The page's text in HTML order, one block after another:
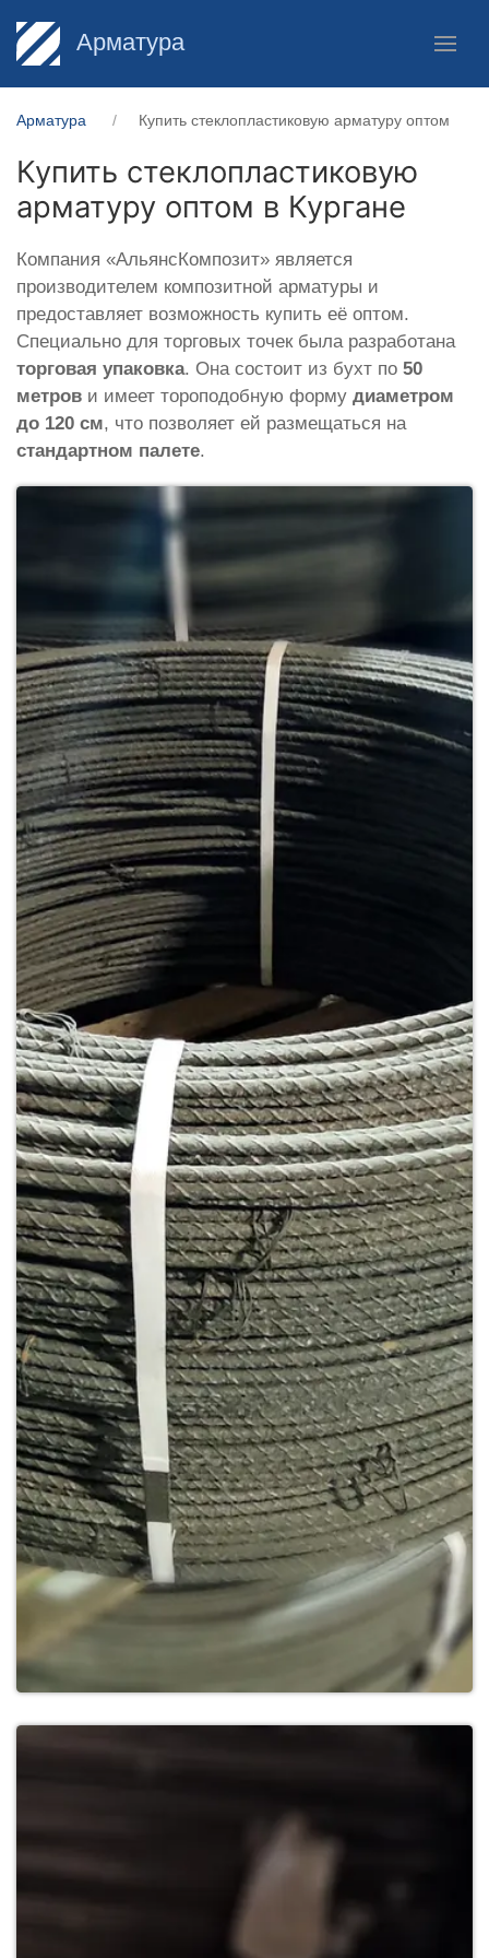
Арматура
Арматура Купить стеклопластиковую арматуру оптом
Купить стеклопластиковую
арматуру оптом в Кургане
Компания «АльянсКомпозит» является
производителем композитной арматуры и
предоставляет возможность купить её оптом.
Специально для торговых точек была разработана
торговая упаковка. Она состоит из бухт по 50
метров и имеет тороподобную форму диаметром
до 120 см, что позволяет ей размещаться на
стандартном палете.